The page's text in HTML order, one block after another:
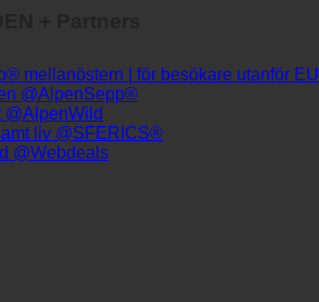
mellanöstern | för besökare utanför EU
@AlpenSepp®
@AlpenWild
liv @SFERICS®
@Webdeals